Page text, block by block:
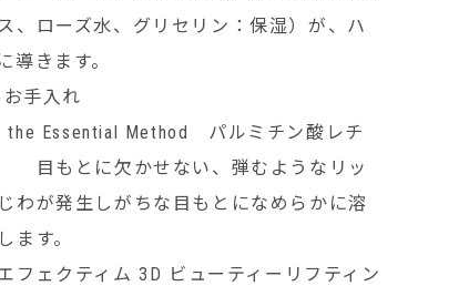
、ローズ水、グリセリン：保湿）が、ハ
導きます。
手入れ
the Essential Method パルミチン酸レチ
目もとに欠かせない、弾むようなリッ
が発生しがちな目もとになめらかに溶
ます。
フェクティム 3D ビューティーリフティン